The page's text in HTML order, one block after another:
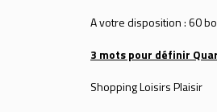
A votre disposition : 60
3 mots pour définir
Shopping Loisirs Plaisir